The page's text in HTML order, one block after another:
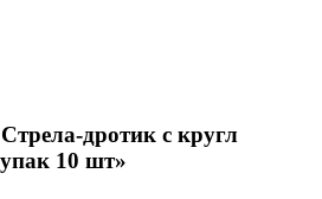
дротик с кругл
10 шт»